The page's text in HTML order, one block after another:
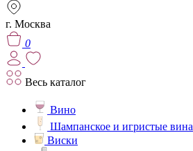
г. Москва
0
Весь каталог
Вино
Шампанское и игристые вина
Виски